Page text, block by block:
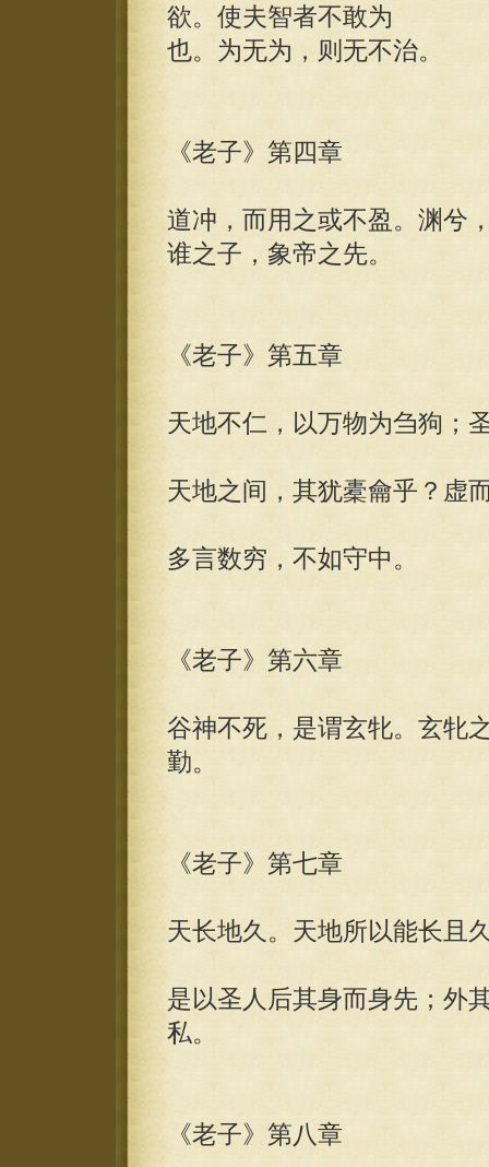
欲。使夫智者不敢为
也。为无为，则无不治。
《老子》第四章
道冲，而用之或不盈。渊兮
谁之子，象帝之先。
《老子》第五章
天地不仁，以万物为刍狗；
天地之间，其犹橐龠乎？虚
多言数穷，不如守中。
《老子》第六章
谷神不死，是谓玄牝。玄牝
勤。
《老子》第七章
天长地久。天地所以能长且
是以圣人后其身而身先；外
私。
《老子》第八章